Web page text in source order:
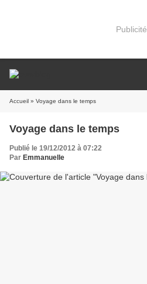
Publicité
Accueil » Voyage dans le temps
Voyage dans le temps
Publié le 19/12/2012 à 07:22
Par Emmanuelle